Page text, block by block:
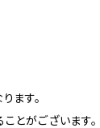
ます。
とがございます。